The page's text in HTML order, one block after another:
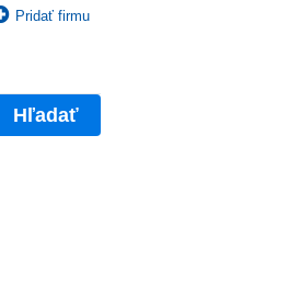
Pridať firmu
Hľadať